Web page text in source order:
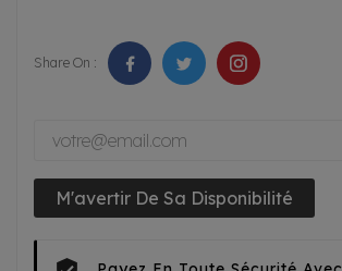
Share On :
M'avertir De Sa Disponibilité